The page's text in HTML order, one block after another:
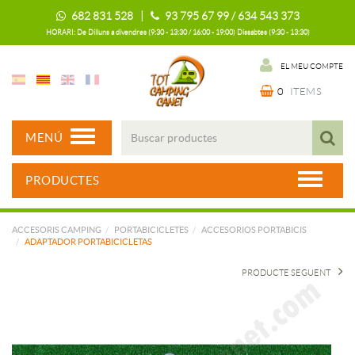
682 831 528 | 93 795 67 99 / 634 543 373
HORARI: De Dilluns a divendres (9:30 - 13:30 / 16:00 - 19:00) Dissabtes (9:30 - 13:30)
EL MEU COMPTE
0 ITEMS
MENÚ
PRODUCTES
ACCESORIS CAMPING PORTABICICLETES
ACCESORIOS PORTABICIS
ADAPTADOR PORTABICICLETAS
PRODUCTE SEGUENT